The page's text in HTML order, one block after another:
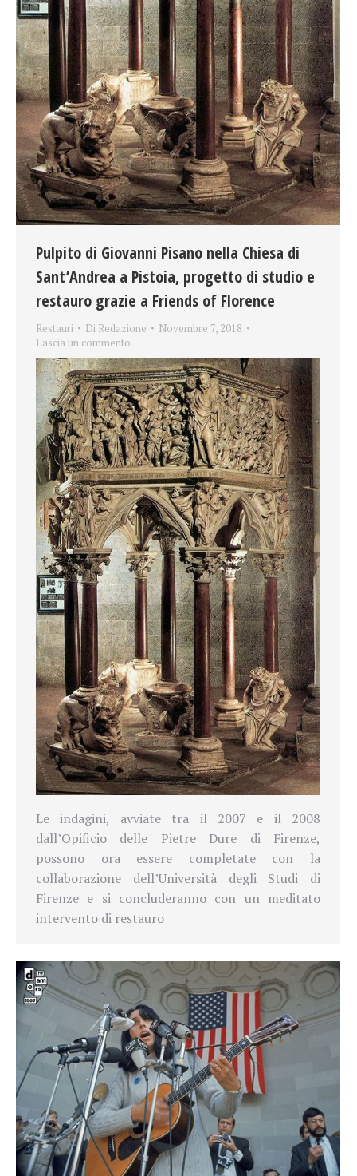
Pulpito di Giovanni Pisano nella Chiesa di
Sant’Andrea a Pistoia, progetto di studio e
restauro grazie a Friends of Florence
Restauri Di Redazione
Novembre 7, 2018
Lascia un commento
Le indagini, avviate tra il 2007 e il 2008
dall’Opificio delle Pietre Dure di Firenze,
possono ora essere completate con la
collaborazione dell’Università degli Studi di
Firenze e si concluderanno con un meditato
intervento di restauro